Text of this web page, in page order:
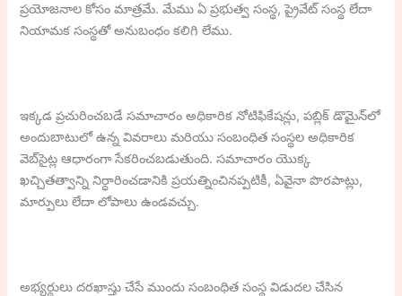
ప్రయోజనాల కోసం మాత్రమే. మేము ఏ ప్రభుత్వ సంస్థ, ప్రైవేట్ సంస్థ లేదా
నియామక సంస్థతో అనుబంధం కలిగి లేము.
ఇక్కడ ప్రచురించబడే సమాచారం అధికారిక నోటిఫికేషన్లు, పబ్లిక్ డొమైన్‌లో
అందుబాటులో ఉన్న వివరాలు మరియు సంబంధిత సంస్థల అధికారిక
వెబ్‌సైట్ల ఆధారంగా సేకరించబడుతుంది. సమాచారం యొక్క
ఖచ్చితత్వాన్ని నిర్ధారించడానికి ప్రయత్నించినప్పటికీ, ఏవైనా పొరపాట్లు,
మార్పులు లేదా లోపాలు ఉండవచ్చు.
అభ్యర్థులు దరఖాస్తు చేసే ముందు సంబంధిత సంస్థ విడుదల చేసిన